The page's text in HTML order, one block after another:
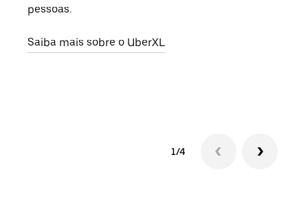
pessoas.
Saiba mais sobre o UberXL
1/4